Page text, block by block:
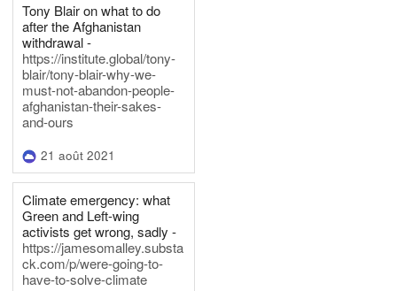
Tony Blair on what to do
after the Afghanistan
withdrawal -
https://institute.global/tony-
blair/tony-blair-why-we-
must-not-abandon-people-
afghanistan-their-sakes-
and-ours
21 août 2021
Climate emergency: what
Green and Left-wing
activists get wrong, sadly -
https://jamesomalley.substa
ck.com/p/were-going-to-
have-to-solve-climate